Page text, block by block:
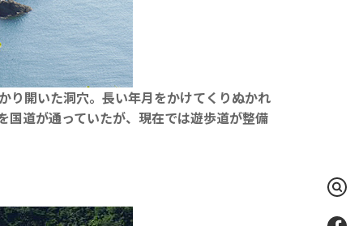
検
索
り開いた洞穴。長い年月をかけてくりぬかれ
国道が通っていたが、現在では遊歩道が整備